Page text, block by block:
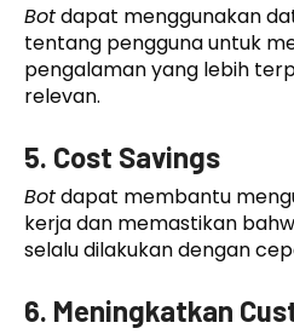
Botdapat menggunakan
tentang pengguna untuk
pengalaman yang lebih
relevan.
5. Cost Savings
Botdapat membantu
kerja dan memastikan
selalu dilakukan dengan
6. Meningkatkan